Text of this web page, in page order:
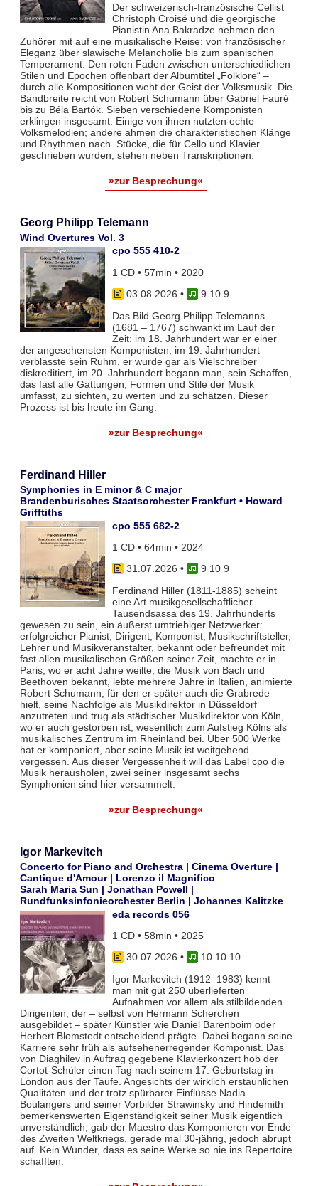
Der schweizerisch-französische Cellist
Christoph Croisé und die georgische
Pianistin Ana Bakradze nehmen den
Zuhörer mit auf eine musikalische Reise: von französischer
Eleganz über slawische Melancholie bis zum spanischen
Temperament. Den roten Faden zwischen unterschiedlichen
Stilen und Epochen offenbart der Albumtitel „Folklore“ –
durch alle Kompositionen weht der Geist der Volksmusik. Die
Bandbreite reicht von Robert Schumann über Gabriel Fauré
bis zu Béla Bartók. Sieben verschiedene Komponisten
erklingen insgesamt. Einige von ihnen nutzten echte
Volksmelodien; andere ahmen die charakteristischen Klänge
und Rhythmen nach. Stücke, die für Cello und Klavier
geschrieben wurden, stehen neben Transkriptionen.
»zur Besprechung«
Georg Philipp Telemann
Wind Overtures Vol. 3
cpo 555 410-2
1 CD • 57min • 2020
03.08.2026 •
9 10 9
Das Bild Georg Philipp Telemanns
(1681 – 1767) schwankt im Lauf der
Zeit: im 18. Jahrhundert war er einer
der angesehensten Komponisten, im 19. Jahrhundert
verblasste sein Ruhm, er wurde gar als Vielschreiber
diskreditiert, im 20. Jahrhundert begann man, sein Schaffen,
das fast alle Gattungen, Formen und Stile der Musik
umfasst, zu sichten, zu werten und zu schätzen. Dieser
Prozess ist bis heute im Gang.
»zur Besprechung«
Ferdinand Hiller
Symphonies in E minor & C major
Brandenburisches Staatsorchester Frankfurt • Howard
Grifftiths
cpo 555 682-2
1 CD • 64min • 2024
31.07.2026 •
9 10 9
Ferdinand Hiller (1811-1885) scheint
eine Art musikgesellschaftlicher
Tausendsassa des 19. Jahrhunderts
gewesen zu sein, ein äußerst umtriebiger Netzwerker:
erfolgreicher Pianist, Dirigent, Komponist, Musikschriftsteller,
Lehrer und Musikveranstalter, bekannt oder befreundet mit
fast allen musikalischen Größen seiner Zeit, machte er in
Paris, wo er acht Jahre weilte, die Musik von Bach und
Beethoven bekannt, lebte mehrere Jahre in Italien, animierte
Robert Schumann, für den er später auch die Grabrede
hielt, seine Nachfolge als Musikdirektor in Düsseldorf
anzutreten und trug als städtischer Musikdirektor von Köln,
wo er auch gestorben ist, wesentlich zum Aufstieg Kölns als
musikalisches Zentrum im Rheinland bei. Über 500 Werke
hat er komponiert, aber seine Musik ist weitgehend
vergessen. Aus dieser Vergessenheit will das Label cpo die
Musik herausholen, zwei seiner insgesamt sechs
Symphonien sind hier versammelt.
»zur Besprechung«
Igor Markevitch
Concerto for Piano and Orchestra | Cinema Overture |
Cantique d'Amour | Lorenzo il Magnifico
Sarah Maria Sun | Jonathan Powell |
Rundfunksinfonieorchester Berlin | Johannes Kalitzke
eda records 056
1 CD • 58min • 2025
30.07.2026 •
10 10 10
Igor Markevitch (1912–1983) kennt
man mit gut 250 überlieferten
Aufnahmen vor allem als stilbildenden
Dirigenten, der – selbst von Hermann Scherchen
ausgebildet – später Künstler wie Daniel Barenboim oder
Herbert Blomstedt entscheidend prägte. Dabei begann seine
Karriere sehr früh als aufsehenerregender Komponist. Das
von Diaghilev in Auftrag gegebene Klavierkonzert hob der
Cortot-Schüler einen Tag nach seinem 17. Geburtstag in
London aus der Taufe. Angesichts der wirklich erstaunlichen
Qualitäten und der trotz spürbarer Einflüsse Nadia
Boulangers und seiner Vorbilder Strawinsky und Hindemith
bemerkenswerten Eigenständigkeit seiner Musik eigentlich
unverständlich, gab der Maestro das Komponieren vor Ende
des Zweiten Weltkriegs, gerade mal 30-jährig, jedoch abrupt
auf. Kein Wunder, dass es seine Werke so nie ins Repertoire
schafften.